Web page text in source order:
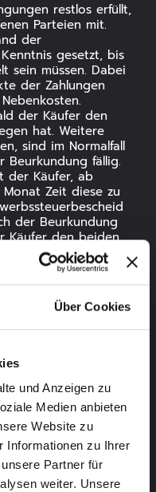
Über Cookies
und Anzeigen zu
Medien anbieten
Website zu
Informationen zu Ihrer
Partner für
weiter. Unsere
restlos erfüllt,
Parteien mit.
der
gesetzt, bis
sein müssen. Dabei
der Zahlungen
der Käufer den
hat. Weitere
sind im Normalfall
Beurkundung fällig.
der Käufer, ab
Zeit diese zu
der Beurkundung
Käufer den beiden
derNotar
als auch die
Grundschuld. Der
und
verantwortlich.